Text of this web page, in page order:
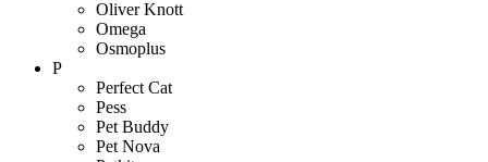
Oliver Knott
Omega
Osmoplus
P
Perfect Cat
Pess
Pet Buddy
Pet Nova